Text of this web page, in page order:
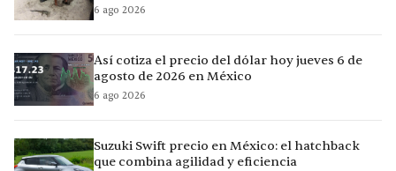
6 ago 2026
Así cotiza el precio del dólar hoy jueves 6 de
agosto de 2026 en México
6 ago 2026
Suzuki Swift precio en México: el hatchback
que combina agilidad y eficiencia